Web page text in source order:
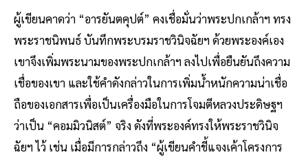
ผู้เขียนคาดว่า “อารยันตคุปต์” คงเชื่อมั่นว่าพระปกเกล้าฯ ทรง
พระราชนิพนธ์ บันทึกพระบรมราชวินิจฉัยฯ ด้วยพระองค์เอง
เขาจึงเพิ่มพระนามของพระปกเกล้าฯ ลงไปเพื่อยืนยันถึงความ
เชื่อของเขา และใช้คำดังกล่าวในการเพิ่มน้ำหนักความน่าเชื่อ
ถือของเอกสารเพื่อเป็นเครื่องมือในการโจมตีหลวงประดิษฐฯ
ว่าเป็น “คอมมิวนิสต์” จริง ดังที่พระองค์ทรงให้พระราชวินิจ
ฉัยฯ ไว้ เช่น เมื่อมีการกล่าวถึง “ผู้เขียนคำชี้แจงเค้าโครงการ